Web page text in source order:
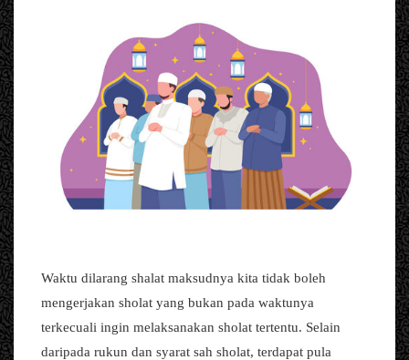
Waktu dilarang shalat maksudnya kita tidak boleh
mengerjakan sholat yang bukan pada waktunya
terkecuali ingin melaksanakan sholat tertentu. Selain
daripada rukun dan syarat sah sholat, terdapat pula